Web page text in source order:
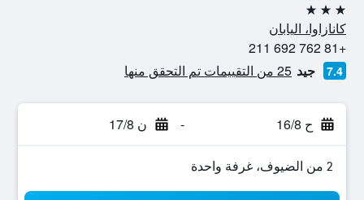
3 نجوم
كانازاوا، اليابان
+81 762 692 211
7.4 جيد 25 من التقييمات تم التحقق منها
ح 16/8 - ن 17/8
2 من الضيوف، غرفة واحدة